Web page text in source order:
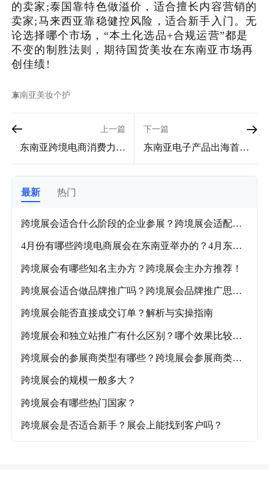
的卖家;泰国靠特色做溢价，适合擅长内容营销的
卖家;马来西亚靠稳健控风险，适合新手入门。无
论选择哪个市场，“本土化选品+合规运营”都是
不变的制胜法则，期待国货美妆在东南亚市场再
创佳绩!
东南亚美妆个护
上一篇
东南亚跨境电商消费力排
下一篇
东南亚电子产品出海首选
最新
热门
跨境展会适合什么阶段的企业参展？跨境展会适配企
4月份有哪些跨境电商展会在东南亚举办的？4月东南
跨境展会有哪些知名主办方？跨境展会主办方推荐！
跨境展会适合做品牌推广吗？跨境展会品牌推广思路
跨境展会能否直接成交订单？解析与实操指南
跨境展会和独立站推广有什么区别？哪个效果比较
跨境展会的参展商类型有哪些？跨境展会参展商类型
跨境展会的规模一般多大？
跨境展会有哪些热门国家？
跨境展会是否适合新手？展会上能找到客户吗？